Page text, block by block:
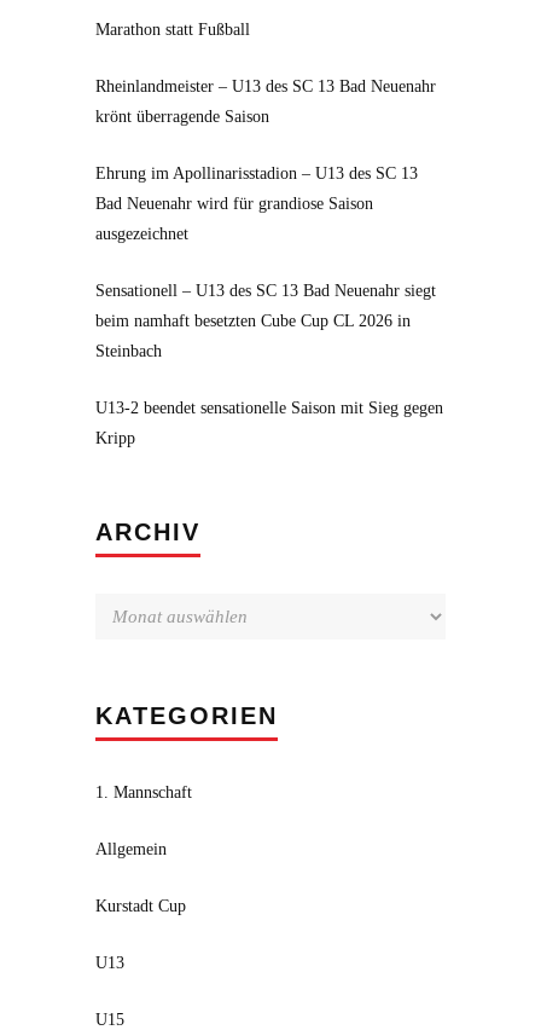
Marathon statt Fußball
Rheinlandmeister – U13 des SC 13 Bad Neuenahr
krönt überragende Saison
Ehrung im Apollinarisstadion – U13 des SC 13
Bad Neuenahr wird für grandiose Saison
ausgezeichnet
Sensationell – U13 des SC 13 Bad Neuenahr siegt
beim namhaft besetzten Cube Cup CL 2026 in
Steinbach
U13-2 beendet sensationelle Saison mit Sieg gegen
Kripp
ARCHIV
KATEGORIEN
1. Mannschaft
Allgemein
Kurstadt Cup
U13
U15